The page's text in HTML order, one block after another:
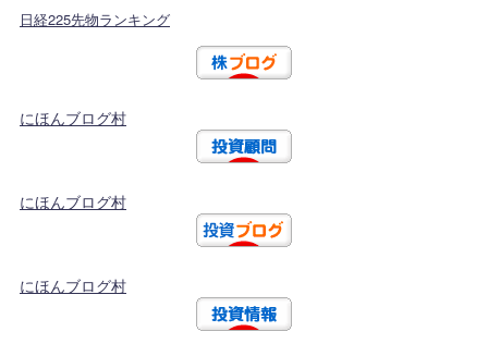
日経225先物ランキング
にほんブログ村
にほんブログ村
にほんブログ村